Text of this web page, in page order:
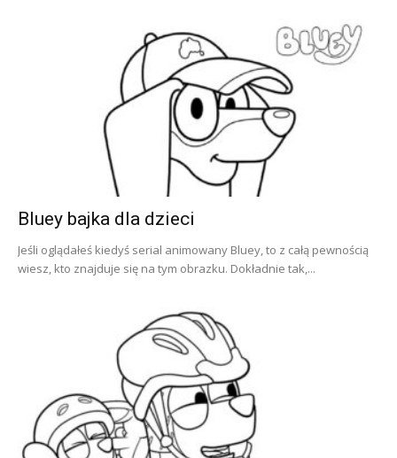
Bluey bajka dla dzieci
Jeśli oglądałeś kiedyś serial animowany Bluey, to z całą pewnością
wiesz, kto znajduje się na tym obrazku. Dokładnie tak,...